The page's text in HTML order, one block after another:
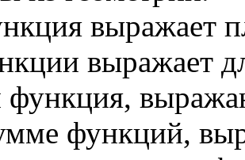
выражает
выражает
функция,
функций,